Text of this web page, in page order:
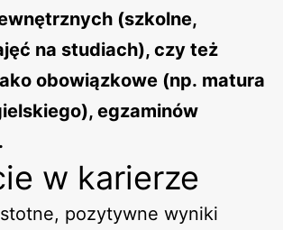
(szkolne,
na studiach), czy też
obowiązkowe (np. matura
egzaminów
w karierze
pozytywne wyniki